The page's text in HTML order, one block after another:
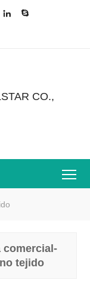
 
CO.,
comercial-
tejido